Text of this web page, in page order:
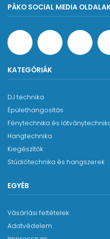
PÁKO SOCIAL MEDIA
KATEGÓRIÁK
DJ technika
Épülethangosítás
Fénytechnika és
Hangtechnika
Kiegészítők
Stúdiótechnika és hangszerek
EGYÉB
Vásárlási feltételek
Adatvédelem